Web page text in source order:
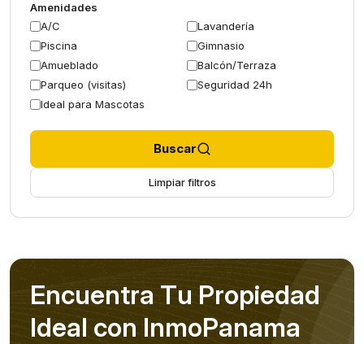
Amenidades
A/C
Lavandería
Piscina
Gimnasio
Amueblado
Balcón/Terraza
Parqueo (visitas)
Seguridad 24h
Ideal para Mascotas
Buscar
Limpiar filtros
Encuentra Tu Propiedad
Ideal con InmoPanama